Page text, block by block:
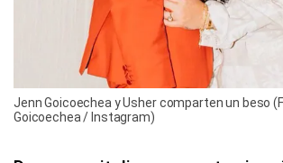
Jenn Goicoechea y Usher comparten un beso
Goicoechea / Instagram)